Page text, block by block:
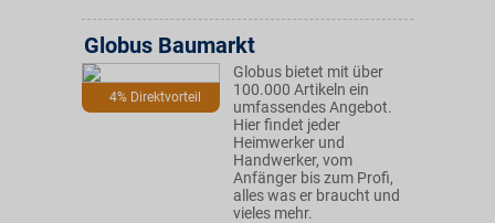
4% Direktvorteil
Globus Baumarkt
Globus bietet mit über
100.000 Artikeln ein
umfassendes Angebot.
Hier findet jeder
Heimwerker und
Handwerker, vom
Anfänger bis zum Profi,
alles was er braucht und
vieles mehr.